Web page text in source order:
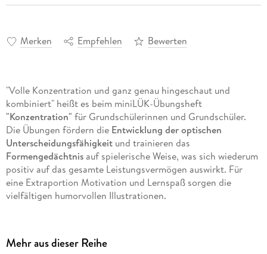
Merken Empfehlen Bewerten
"Volle Konzentration und ganz genau hingeschaut und
kombiniert" heißt es beim miniLÜK-Übungsheft
"Konzentration" für Grundschülerinnen und Grundschüler.
Die Übungen fördern die Entwicklung der optischen
Unterscheidungsfähigkeitund trainieren das
Formengedächtnisauf spielerische Weise, was sich wiederum
positiv auf das gesamte Leistungsvermögen auswirkt. Für
eine Extraportion Motivation und Lernspaß sorgen die
vielfältigen humorvollen Illustrationen.
Mehr aus dieser Reihe